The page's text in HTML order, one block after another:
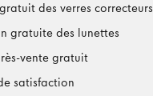
des verres correcteurs
gratuite des lunettes
vente gratuit
satisfaction